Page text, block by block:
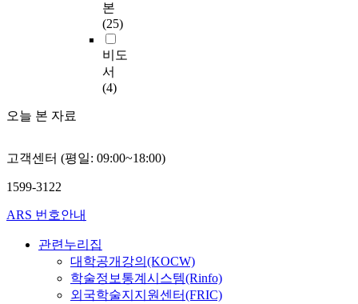
본
(25)
비도
서
(4)
오늘 본 자료
고객센터 (평일: 09:00~18:00)
1599-3122
ARS 번호안내
관련누리집
대학공개강의(KOCW)
학술정보통계시스템(Rinfo)
외국학술지지원센터(FRIC)